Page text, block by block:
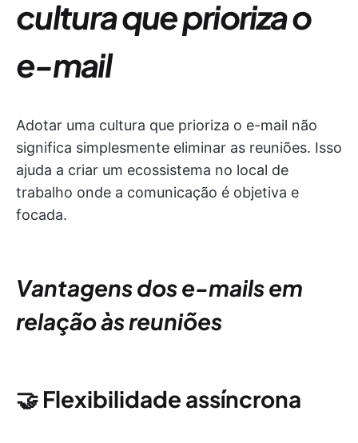
cultura que prioriza o
e-mail
Adotar uma cultura que prioriza o e-mail não
significa simplesmente eliminar as reuniões. Isso
ajuda a criar um ecossistema no local de
trabalho onde a comunicação é objetiva e
focada.
Vantagens dos e-mails em
relação às reuniões
🤝 Flexibilidade assíncrona